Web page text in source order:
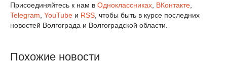
Присоединяйтесь к нам в Одноклассниках ВКонтакте
Telegram YouTube и RSS , чтобы быть в курсе последних
новостей Волгограда и Волгоградской области.
Похожие новости